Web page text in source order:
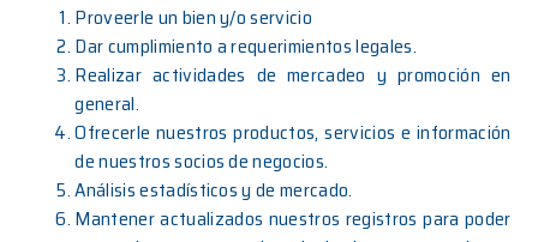
Proveerle un bien y/o servicio
Dar cumplimiento a requerimientos legales.
Realizar actividades de mercadeo y promoción en
general.
Ofrecerle nuestros productos, servicios e información
de nuestros socios de negocios.
Análisis estadísticos y de mercado.
Mantener actualizados nuestros registros para poder